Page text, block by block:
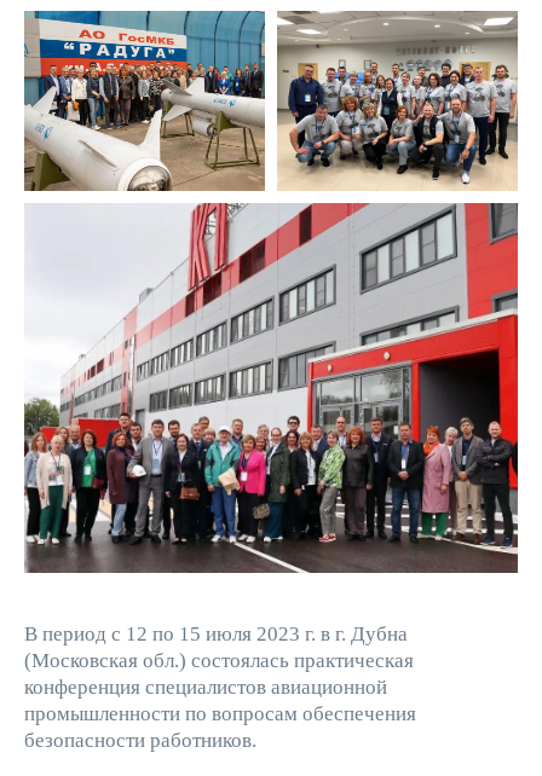
В период с 12 по 15 июля 2023 г. в г. Дубна
(Московская обл.) состоялась практическая
конференция специалистов авиационной
промышленности по вопросам обеспечения
безопасности работников.